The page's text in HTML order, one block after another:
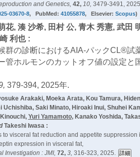
and Genetics, 42, 10, 3479-3491,
03670-8, PubMed: 41055878, Elsevier: Scopus)
花, 湊 沙希, 田村 公, 青木 秀憲, 武田
利也 :
群の診断におけるAIA-パックCL®️試
管ホルモンのカットオフ値の設定と
379-394, 2025年.
Arakaki, Moeka Arata, Kou Tamura,
Uchishiba, Saki Minato, Hiroaki Inui, Shuhei
Yuri Yamamoto, Kanako Yoshida,
Takeshi Iwasa :
to visceral fat reduction and appetite suppression
expression in visceral fat,
Investigation : JMI, 72, 3, 316-323, 2025.